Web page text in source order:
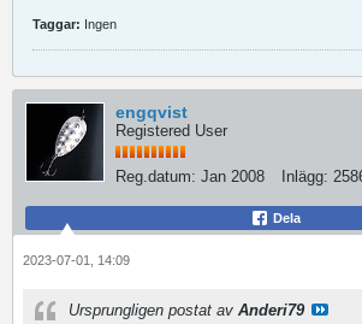
Taggar: Ingen
engqvist
Registered User
Reg.datum: Jan 2008 Inlägg:
Dela
2023-07-01, 14:09
Ursprungligen postat av Anderi79